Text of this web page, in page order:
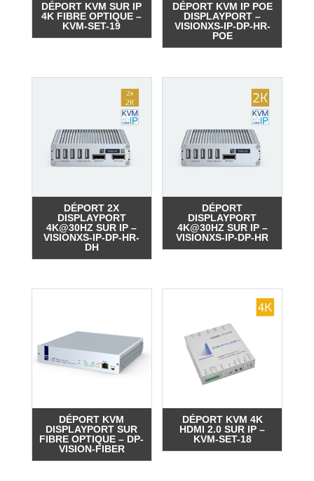
DÉPORT KVM SUR IP
4K FIBRE OPTIQUE –
KVM-SET-19
DÉPORT KVM IP POE
DISPLAYPORT –
VISIONXS-IP-DP-HR-
POE
DÉPORT 2X
DISPLAYPORT
4K@30HZ SUR IP –
VISIONXS-IP-DP-HR-
DH
DÉPORT
DISPLAYPORT
4K@30HZ SUR IP –
VISIONXS-IP-DP-HR
DÉPORT KVM
DISPLAYPORT SUR
FIBRE OPTIQUE – DP-
VISION-FIBER
DÉPORT KVM 4K
HDMI 2.0 SUR IP –
KVM-SET-18